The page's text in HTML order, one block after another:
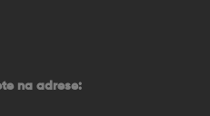
frekvenciu až do 120
a rýchlu odozvu,
skvelý zážitok zo
na adrese: